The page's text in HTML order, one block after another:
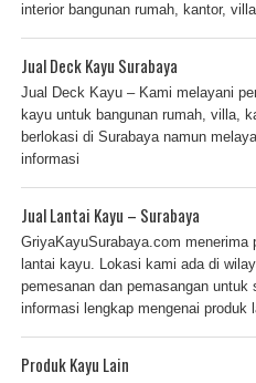
interior bangunan rumah, kantor,
Jual Deck Kayu Surabaya
Jual Deck Kayu – Kami melayani
kayu untuk bangunan rumah, villa,
berlokasi di Surabaya namun
informasi
Jual Lantai Kayu – Surabaya
GriyaKayuSurabaya.com menerima
lantai kayu. Lokasi kami ada di
pemesanan dan pemasangan
informasi lengkap mengenai produk
Produk Kayu Lain